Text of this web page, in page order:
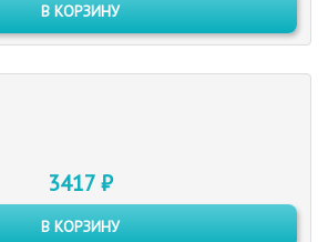
В КОРЗИНУ
3417 ₽
В КОРЗИНУ